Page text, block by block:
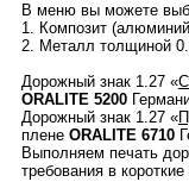
В меню вы можете
1. Композит
2. Металл толщиной
Дорожный знак 1.27 «
ORALITE 5200
Дорожный знак 1.27 «
плене ORALITE 6710
Выполняем печать
требования в короткие